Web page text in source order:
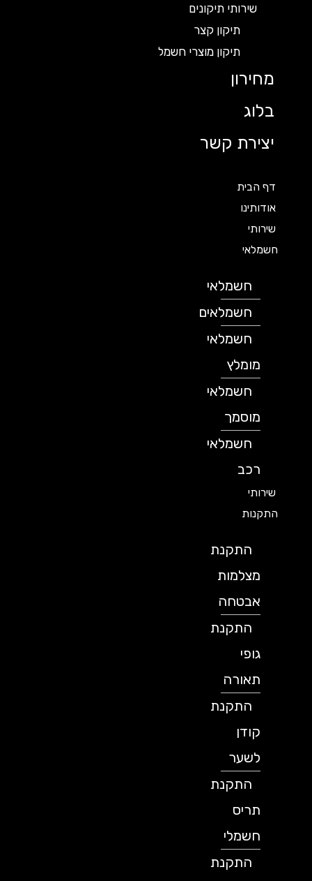
שירותי תיקונים
תיקון קצר
תיקון מוצרי חשמל
מחירון
בלוג
יצירת קשר
דף הבית
אודותינו
שירותי
חשמלאי
חשמלאי
חשמלאים
חשמלאי
מומלץ
חשמלאי
מוסמך
חשמלאי
שירותי
התקנות
התקנת
מצלמות
אבטחה
התקנת
תאורה
התקנת
לשער
התקנת
תריס
חשמלי
התקנת